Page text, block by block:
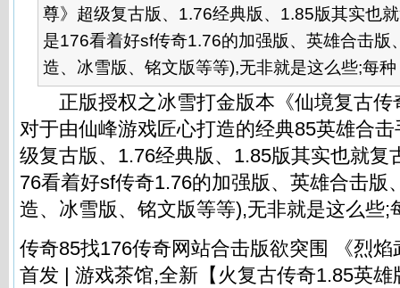
尊》超级复古版、1.76经典版、1.85版其实也
是176看着好sf传奇1.76的加强版、英雄合击版
造、冰雪版、铭文版等等),无非就是这么些;每种
正版授权之冰雪打金版本《仙境复古传
对于由仙峰游戏匠心打造的经典85英雄合
级复古版、1.76经典版、1.85版其实也就复
76看着好sf传奇1.76的加强版、英雄合击版
造、冰雪版、铭文版等等),无非就是这么些;
传奇85找176传奇网站合击版欲突围 《烈
首发 | 游戏茶馆,全新【火复古传奇1.85英